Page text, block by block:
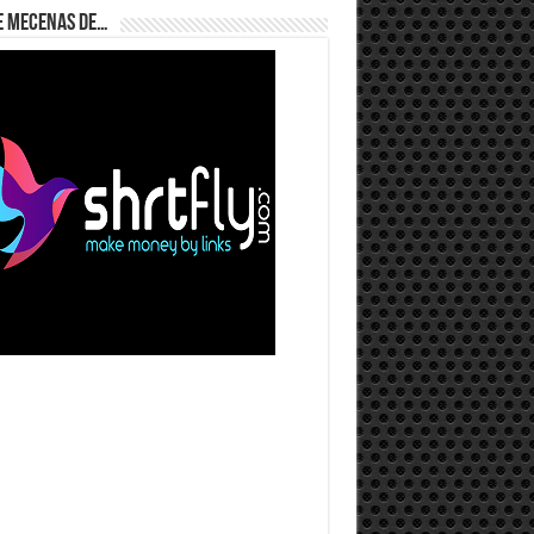
Mecenas de…